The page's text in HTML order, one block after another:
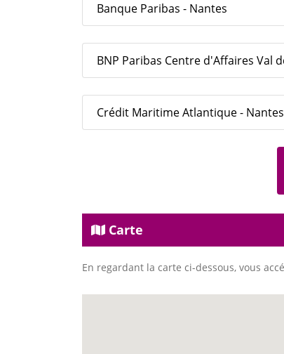
Banque Paribas - Nantes
BNP Paribas Centre d'Affaires Val
Crédit Maritime Atlantique - Nantes
Carte
En regardant la carte ci-dessous, vous